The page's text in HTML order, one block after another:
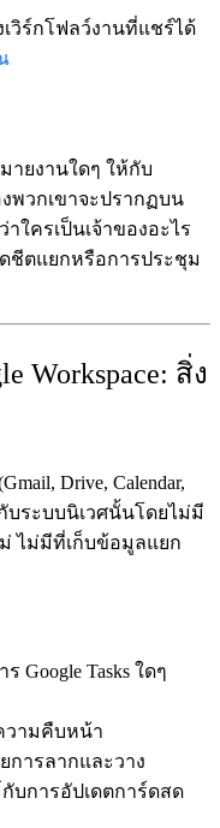
วิร์กโฟลว์งานที่แชร์ได้
ายงานใดๆ ให้กับ
พวกเขาจะปรากฏบน
ใครเป็นเจ้าของอะไร
ชีตแยกหรือการประชุม
Workspace: สิ่ง
Drive, Calendar,
กับระบบนิเวศนั้นโดยไม่มี
ไม่มีที่เก็บข้อมูลแยก
Google Tasks ใดๆ
วามคืบหน้า
ารลากและวาง
บการอัปเดตการ์ดสด